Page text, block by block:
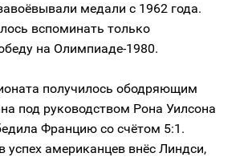
медали с 1962 года.
вспоминать только
на Олимпиаде-1980.
получилось ободряющим
под руководством Рона Уилсона
Францию со счётом 5:1.
успех американцев внёс Линдси,